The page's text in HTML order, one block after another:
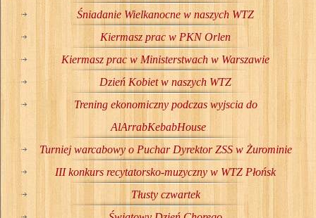
Śniadanie Wielkanocne w naszych WTZ
Kiermasz prac w PKN Orlen
Kiermasz prac w Ministerstwach w Warszawie
Dzień Kobiet w naszych WTZ
Trening ekonomiczny podczas wyjscia do
AlArrabKebabHouse
Turniej warcabowy o Puchar Dyrektor ZSS w Żurominie
III konkurs recytatorsko-muzyczny w WTZ Płońsk
Tłusty czwartek